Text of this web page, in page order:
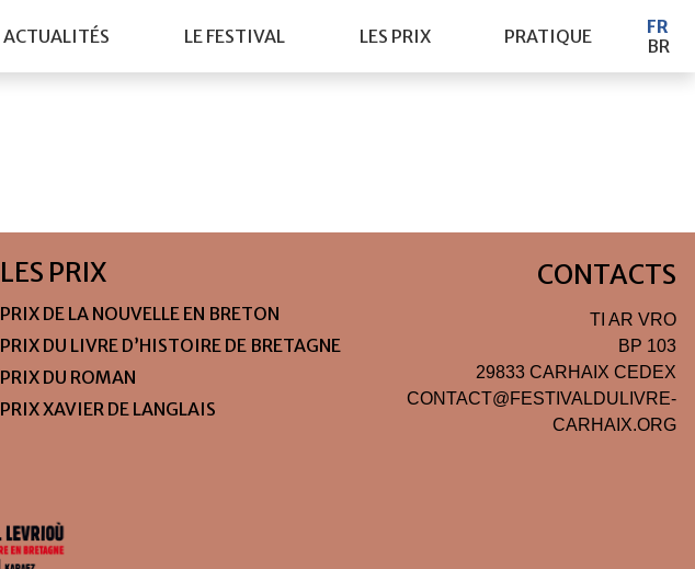
ACTUALITÉS LE FESTIVAL LES PRIX PRATIQUE
FR
BR
LES PRIX
PRIX DE LA NOUVELLE EN BRETON
PRIX DU LIVRE D’HISTOIRE DE BRETAGNE
PRIX DU ROMAN
PRIX XAVIER DE LANGLAIS
CONTACTS
TI AR VRO
BP 103
29833 CARHAIX CEDEX
CONTACT@FESTIVALDULIVRE-
CARHAIX.ORG